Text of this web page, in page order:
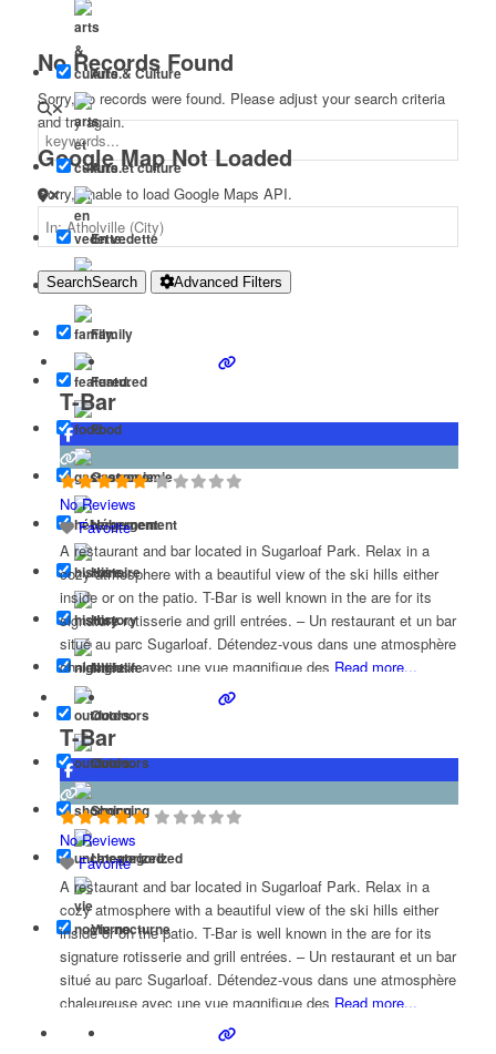
No Records Found
Sorry, no records were found. Please adjust your search criteria
and try again.
Google Map Not Loaded
Sorry, unable to load Google Maps API.
Arts & Culture
Arts et culture
En vedette
Famille
Family
Featured
Food
Gastronomie
Hébergement
Histoire
History
Nightlife
Outdoors
Outdoors
Shopping
Uncategorized
Vie nocturne
SearchSearch Advanced Filters
T-Bar
No Reviews
Favorite
A restaurant and bar located in Sugarloaf Park. Relax in a
cozy atmosphere with a beautiful view of the ski hills either
inside or on the patio. T-Bar is well known in the are for its
signature rotisserie and grill entrées. – Un restaurant et un bar
situé au parc Sugarloaf. Détendez-vous dans une atmosphère
chaleureuse avec une vue magnifique des Read more...
T-Bar
No Reviews
Favorite
A restaurant and bar located in Sugarloaf Park. Relax in a
cozy atmosphere with a beautiful view of the ski hills either
inside or on the patio. T-Bar is well known in the are for its
signature rotisserie and grill entrées. – Un restaurant et un bar
situé au parc Sugarloaf. Détendez-vous dans une atmosphère
chaleureuse avec une vue magnifique des Read more...